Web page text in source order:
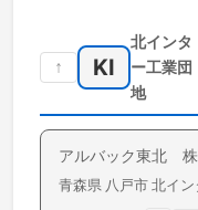
↑ KI
北インタ
ー工業団
地
アルバック東北
青森県 八戸市 北イ